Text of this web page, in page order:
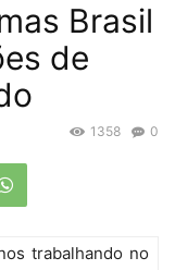
Brasil
de
0
1358
trabalhando no